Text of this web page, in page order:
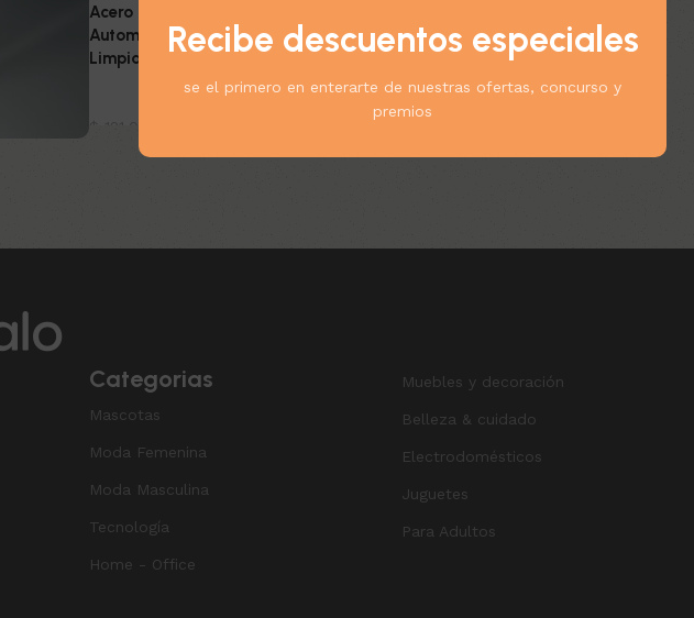
Recibe descuentos especiales
se el primero en enterarte de nuestras ofertas, concurso y
premios
Acero Inoxidable –
Automática y Fácil de
Limpiar
Añadir al carrito
Categorias
Mascotas
Moda Femenina
Moda Masculina
Tecnología
Home - Office
Muebles y decoración
Belleza & cuidado
Electrodomésticos
Juguetes
Para Adultos